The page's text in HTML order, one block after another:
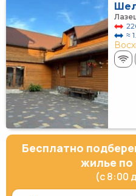
≈
Бесплатно
жилье
(с 8:00